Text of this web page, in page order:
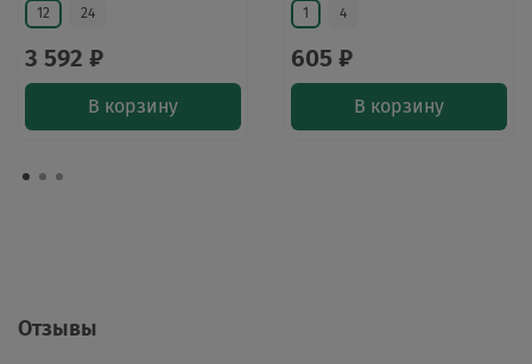
12 24
3 592 ₽
В корзину
1 4
605 ₽
В корзину
Отзывы